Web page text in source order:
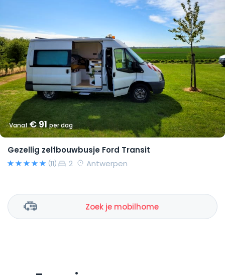
Vanaf€ 91per dag
Gezellig zelfbouwbusje Ford Transit
(11) 2 Antwerpen
Zoek je mobilhome